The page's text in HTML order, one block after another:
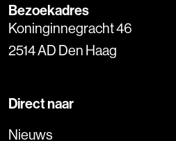
Bezoekadres
Koninginnegracht 46
2514 AD Den Haag
Direct naar
Nieuws